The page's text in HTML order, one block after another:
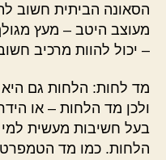
הסאונה הביתית חשוב
מעוצב היטב – מעץ
– יכול להוות מרכיב
מד לחות: הלחות גם היא
ולכן מד הלחות – או
בעל חשיבות מעשית
הלחות. כמו מד